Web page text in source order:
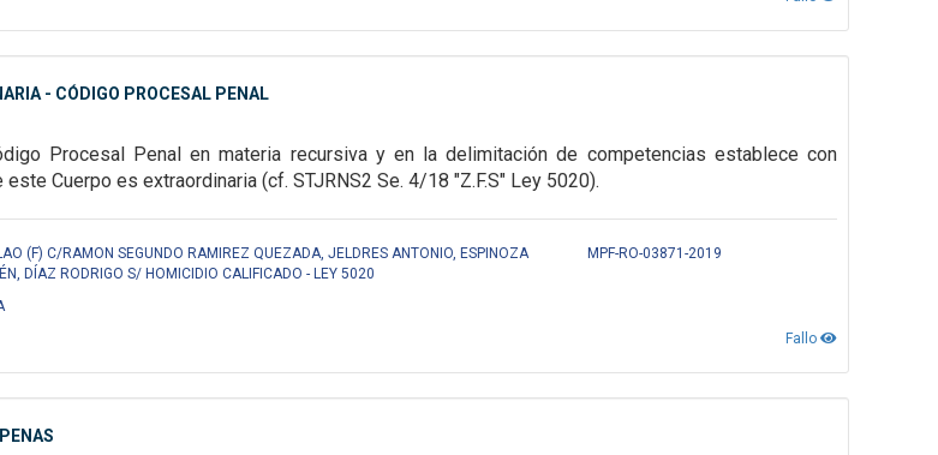
- CÓDIGO PROCESAL PENAL
Procesal Penal en materia recursiva y en la delimitaciónde competencias establece con
este Cuerpo es extraordinaria (cf. STJRNS2 Se. 4/18 "Z.F.S" Ley 5020).
(F) C/RAMON SEGUNDO RAMIREZ QUEZADA, JELDRES ANTONIO, ESPINOZA
DÍAZ RODRIGO S/ HOMICIDIO CALIFICADO - LEY 5020
MPF-RO-03871-2019
Fallo